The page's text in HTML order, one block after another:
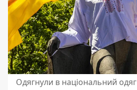
Одягнули в національний одяг